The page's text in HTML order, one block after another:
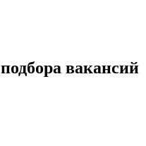
вакансий